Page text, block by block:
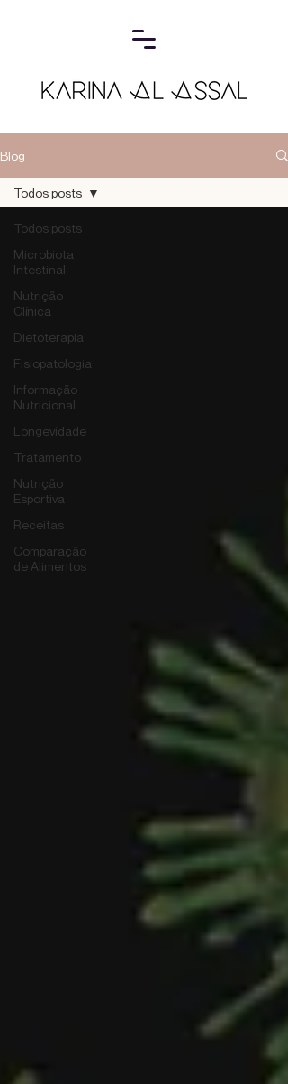
Blog
Todos posts
Microbiota
Intestinal
Nutrição
Clínica
Dietoterapia
Fisiopatologia
Informação
Nutricional
Longevidade
Tratamento
Nutrição
Esportiva
Receitas
Comparação
de Alimentos
Todos posts